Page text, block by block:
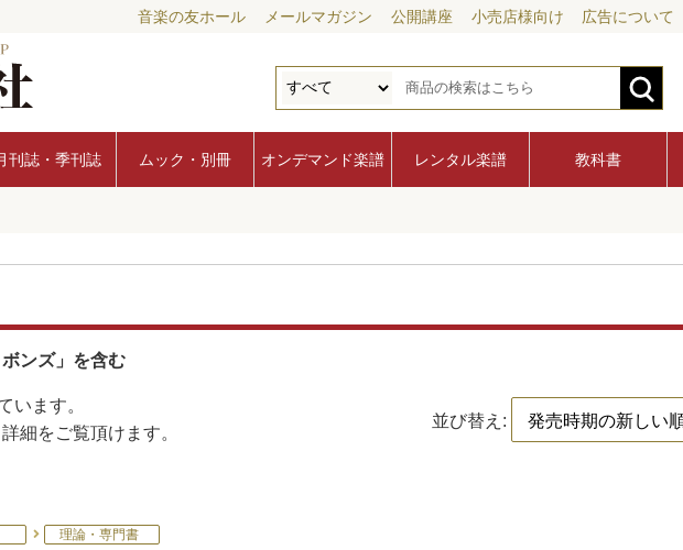
音楽の友ホール メールマガジン 公開講座 小売店様向け 広告について
刊誌・季刊誌 ムック・別冊 オンデマンド楽譜 レンタル楽譜 教科書
ンズ」を含む
います。
細をご覧頂けます。
並び替え:
理論・専門書